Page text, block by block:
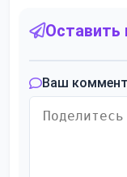
Оставить
Ваш